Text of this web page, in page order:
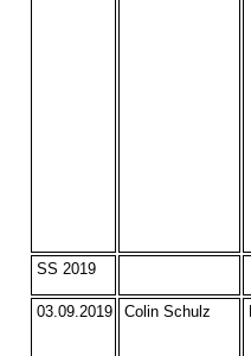
SS 2019
03.09.2019 Colin Schulz